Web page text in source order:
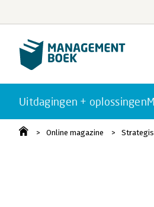
Uitdagingen + oplossingen
Online magazine